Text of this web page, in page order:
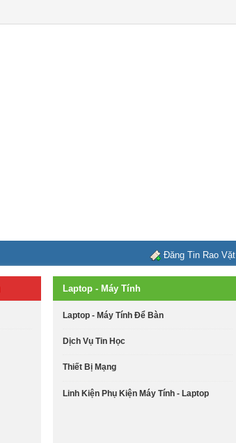
Đăng Tin Rao Vặt
Laptop - Máy Tính
Laptop - Máy Tính Để Bàn
Dịch Vụ Tin Học
Thiết Bị Mạng
Linh Kiện Phụ Kiện Máy Tính - Laptop